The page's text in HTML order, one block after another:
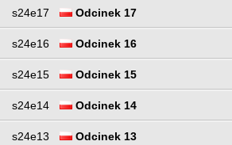
s24e17 Odcinek 17
s24e16 Odcinek 16
s24e15 Odcinek 15
s24e14 Odcinek 14
s24e13 Odcinek 13